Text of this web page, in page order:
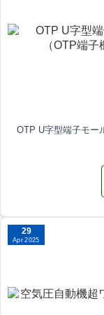
OTP U字型端子モー
29
Apr 2025